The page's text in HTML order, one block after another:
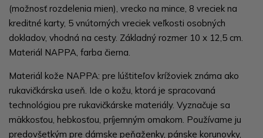
(možnosť rozdelenia mien), vrecko na mince, 8 vreciek na
kreditné karty, 5 vnútorných vreciek veľkosti osobných
dokladov, vhodná na cesty. Základný rozmer 10 x 12,5 cm.
Materiál NAPPA, farba čierna.
Materiál kože NAPPA: pre lúštiteľov krížoviek známa ako
rukavičkárska useň. Ide o kožu, ktorá je spracovaná
technológiou pre rukavičkárske materiály. Vyznačuje sa
mäkkosťou, hebkosťou, príjemným omakom. Používame ju
predovšetkým pre dámske peňaženky, pánske korunovky,